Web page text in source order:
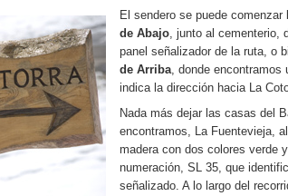
El sendero se puede comenzar
de Abajo, junto al cementerio,
panel señalizador de la ruta, o
de Arriba, donde encontramos
indica la dirección hacia La
Nada más dejar las casas del
encontramos, La Fuentevieja,
madera con dos colores verde
numeración, SL 35, que
señalizado. A lo largo del